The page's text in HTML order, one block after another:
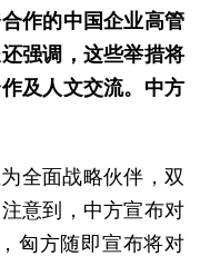
作的中国企业高管
强调，这些举措将
及人文交流。中方
全面战略伙伴，双
意到，中方宣布对
匈方随即宣布将对